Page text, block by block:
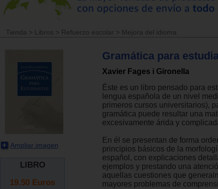
Tienda > Libros > Refuerzo escolar > Mejora del idioma
Ampliar imagen
LIBRO
19.50 Euros
Gramática para
Xavier Fages i Gironella
Éste es un libro pensado para
lengua española de un nivel
primeros cursos universitarios),
gramática puede resultar una
excesivamente árida y
En él se presentan de forma
principios básicos de la
español, con explicaciones
ejemplos y prestando una
aquellas cuestiones que
mayores problemas de